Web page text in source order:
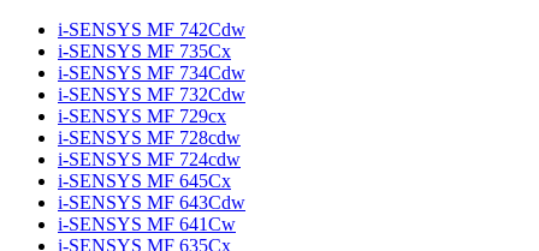
i-SENSYS MF 742Cdw
i-SENSYS MF 735Cx
i-SENSYS MF 734Cdw
i-SENSYS MF 732Cdw
i-SENSYS MF 729cx
i-SENSYS MF 728cdw
i-SENSYS MF 724cdw
i-SENSYS MF 645Cx
i-SENSYS MF 643Cdw
i-SENSYS MF 641Cw
i-SENSYS MF 635Cx